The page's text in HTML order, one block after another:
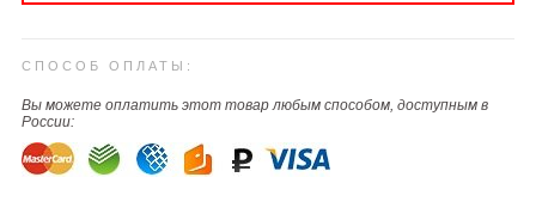
СПОСОБ ОПЛАТЫ:
Вы можете оплатить этот товар любым способом, доступным в
России: